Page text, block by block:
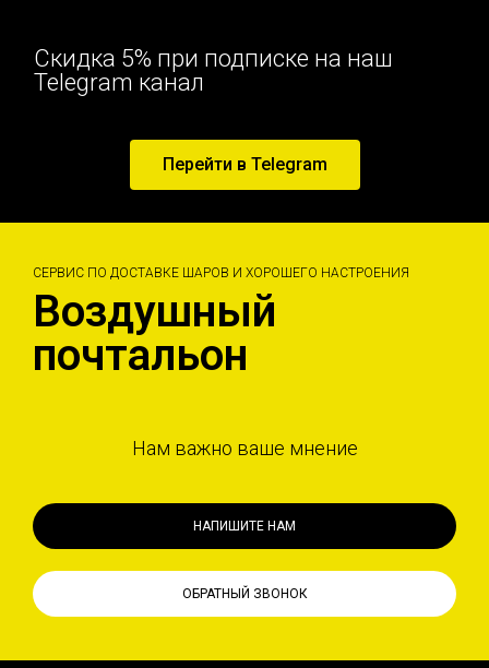
Скидка 5% при подписке на наш
Telegram канал
Перейти в Telegram
СЕРВИС ПО ДОСТАВКЕ ШАРОВ И ХОРОШЕГО НАСТРОЕНИЯ
Воздушный
почтальон
Нам важно ваше мнение
НАПИШИТЕ НАМ
ОБРАТНЫЙ ЗВОНОК